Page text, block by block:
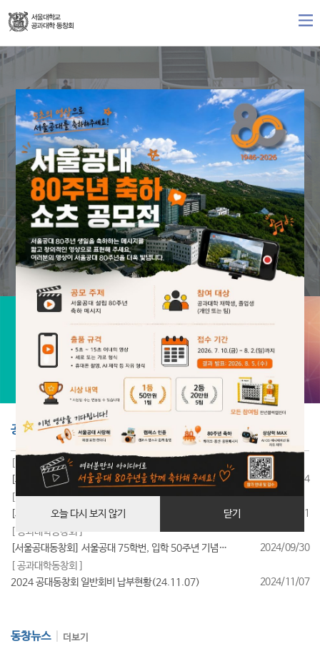
오늘 다시 보지 않기 닫기
공지사항 더보기
[ 공과대학동창회 ]
[서울공대동창회] 서울공대 85학번, 입학 40주년 기념행사 성료
2025/07/24
[ 공과대학동창회 ]
[서울공대동창회] 서울공대 95학번, 입학 30주년 기념행사 성료
2025/07/11
[ 공과대학동창회 ]
[서울공대동창회] 서울공대 75학번, 입학 50주년 기념행사 성료
2024/09/30
[ 공과대학동창회 ]
2024 공대동창회 일반회비 납부현황(24.11.07)
2024/11/07
동창뉴스 더보기